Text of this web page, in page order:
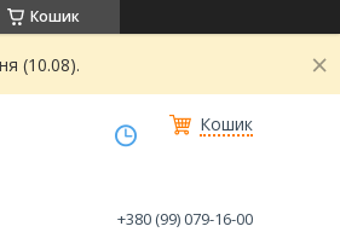
Кошик
(10.08).
Кошик
+380 (99) 079-16-00